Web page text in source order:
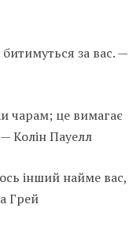
битимуться за вас. —
чарам; це вимагає
Колін Пауелл
інший найме вас,
Грей